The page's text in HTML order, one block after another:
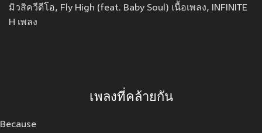
มิวสิควีดีโอ, Fly High (feat. Baby Soul) เนื้อเพลง, INFINITE
H เพลง
เพลงที่คล้ายกัน
Because